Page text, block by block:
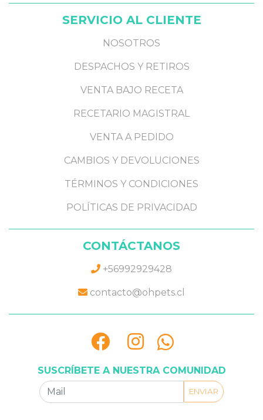
SERVICIO AL CLIENTE
NOSOTROS
DESPACHOS Y RETIROS
VENTA BAJO RECETA
RECETARIO MAGISTRAL
VENTA A PEDIDO
CAMBIOS Y DEVOLUCIONES
TÉRMINOS Y CONDICIONES
POLÍTICAS DE PRIVACIDAD
CONTÁCTANOS
+56992929428
contacto@ohpets.cl
SUSCRÍBETE A NUESTRA COMUNIDAD
ENVIAR